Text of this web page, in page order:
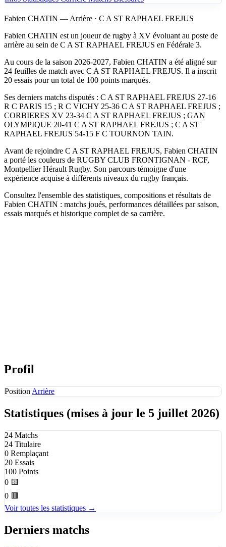
Fabien CHATIN — Arrière · C A ST RAPHAEL FREJUS
Fabien CHATIN est un joueur de rugby à XV évoluant au poste de
arrière au sein de C A ST RAPHAEL FREJUS en Fédérale 3.
Au cours de la saison 2026-2027, Fabien CHATIN a été aligné sur
24 feuilles de match avec C A ST RAPHAEL FREJUS. Il a inscrit
20 essais pour un total de 100 points marqués.
Ses derniers matchs disputés : C A ST RAPHAEL FREJUS 27-16
R C PARIS 15 ; R C VICHY 25-36 C A ST RAPHAEL FREJUS ;
CORBIERES XV 23-34 C A ST RAPHAEL FREJUS ; GAN
OLYMPIQUE 20-41 C A ST RAPHAEL FREJUS ; C A ST
RAPHAEL FREJUS 54-15 F C TOURNON TAIN.
Avant de rejoindre C A ST RAPHAEL FREJUS, Fabien CHATIN
a porté les couleurs de RUGBY CLUB FRONTIGNAN - RCF,
Montpellier Hérault Rugby. Son parcours témoigne d'une
expérience acquise à différents niveaux du rugby français.
Consultez l'ensemble des statistiques, compositions et résultats de
Fabien CHATIN : matchs joués, performances détaillées par saison,
essais marqués et historique complet de sa carrière.
Profil
Position Arrière
Statistiques (mises à jour le 5 juillet 2026)
24 Matchs
24 Titulaire
0 Remplaçant
20 Essais
100 Points
0 🟨
0 🟥
Voir toutes les statistiques →
Derniers matchs